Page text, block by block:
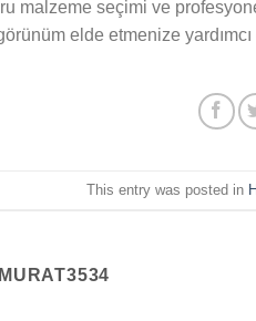
malzeme seçimi ve
elde etmenize
This entry was posted in
MURAT3534